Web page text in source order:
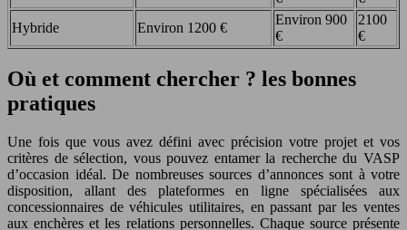
Hybride
Environ 1200 €
Environ 900
€
2100
€
Où et comment chercher ? les bonnes
pratiques
Une fois que vous avez défini avec précision votre projet et vos
critères de sélection, vous pouvez entamer la recherche du VASP
d’occasion idéal. De nombreuses sources d’annonces sont à votre
disposition, allant des plateformes en ligne spécialisées aux
concessionnaires de véhicules utilitaires, en passant par les ventes
aux enchères et les relations personnelles. Chaque source présente